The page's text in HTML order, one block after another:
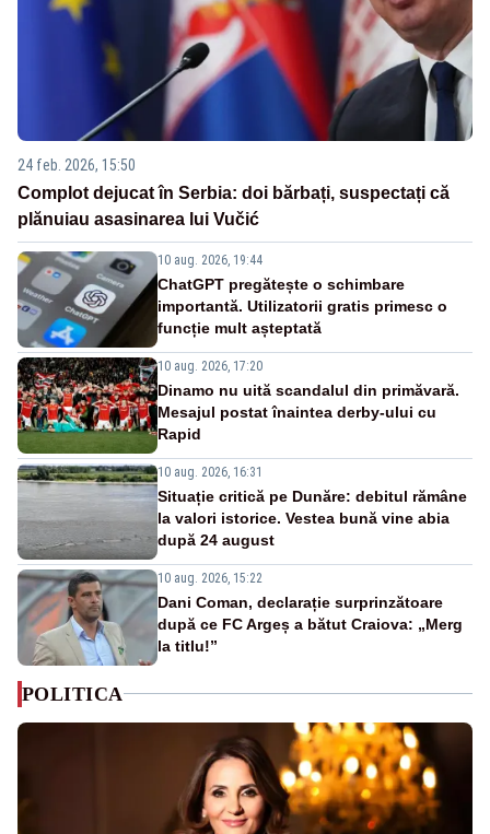
24 feb. 2026, 15:50
Complot dejucat în Serbia: doi bărbați, suspectați că
plănuiau asasinarea lui Vučić
10 aug. 2026, 19:44
ChatGPT pregătește o schimbare
importantă. Utilizatorii gratis primesc o
funcție mult așteptată
10 aug. 2026, 17:20
Dinamo nu uită scandalul din primăvară.
Mesajul postat înaintea derby-ului cu
Rapid
10 aug. 2026, 16:31
Situație critică pe Dunăre: debitul rămâne
la valori istorice. Vestea bună vine abia
după 24 august
10 aug. 2026, 15:22
Dani Coman, declarație surprinzătoare
după ce FC Argeș a bătut Craiova: „Merg
la titlu!”
POLITICA